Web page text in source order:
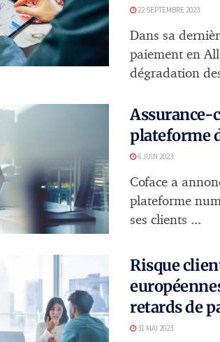
22 SEPTEMBRE 2023
Dans sa
paiement en
dégradation
Assurance-
plateforme
6 JUIN 2023
Coface a
plateforme
ses clients ...
Risque
retards de
31 MAI 2023